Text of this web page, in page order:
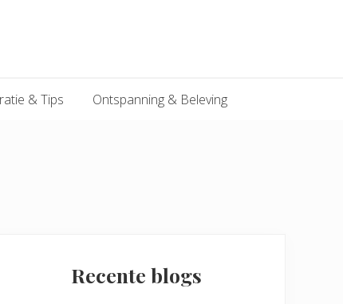
& Tips Ontspanning & Beleving
Recente blogs